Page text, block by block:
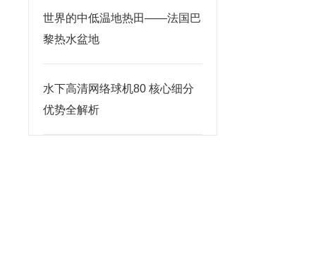
世界的中低温地热田——法国巴
黎热水盆地
水下高清网络球机80 核心细分
优势全解析